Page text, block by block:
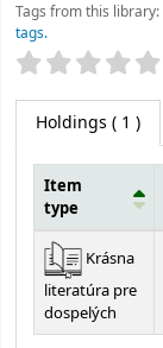
Tags from this library:
tags.
Star ratings
Holdings ( 1 )
Holdings
Item
type
Krásna
literatúra pre
dospelých